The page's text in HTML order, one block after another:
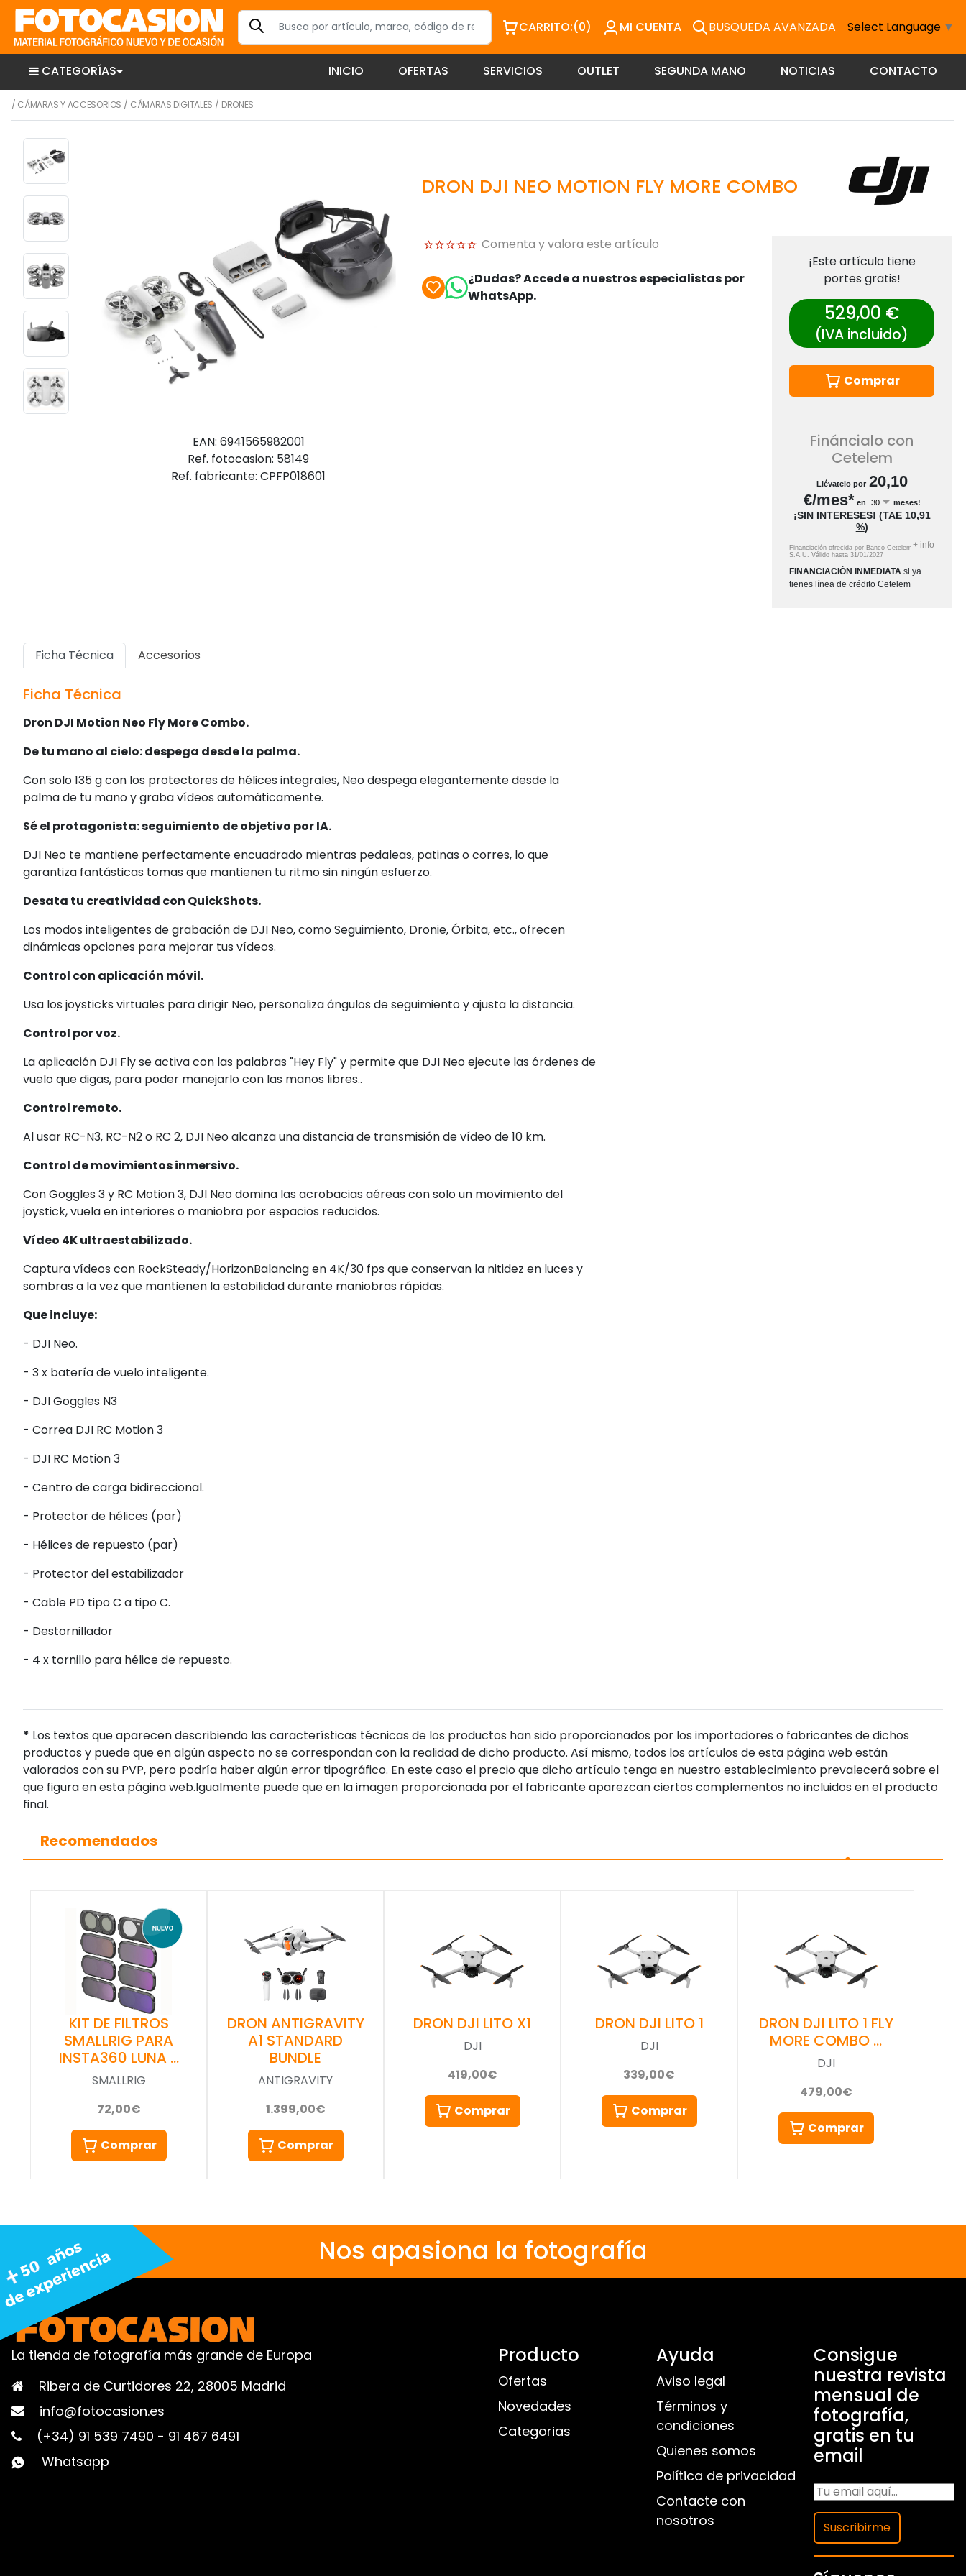
CARRITO:(0) MI CUENTA BUSQUEDA AVANZADA Select Language ▼
CATEGORÍAS INICIO OFERTAS SERVICIOS OUTLET SEGUNDA MANO NOTICIAS CONTACTO
/ CÁMARAS Y ACCESORIOS / CÁMARAS DIGITALES / DRONES
EAN: 6941565982001
Ref. fotocasion: 58149
Ref. fabricante: CPFP018601
DRON DJI NEO MOTION FLY MORE COMBO
Comenta y valora este artículo
¿Dudas? Accede a nuestros especialistas por
WhatsApp.
¡Este artículo tiene
portes gratis!
529,00 €
(IVA incluido)
Comprar
Fináncialo con
Cetelem
Llévatelo por 20,10
€/mes* en meses!
¡SIN INTERESES! (TAE 10,91
%)
Financiación ofrecida por Banco Cetelem
S.A.U.Válido hasta31/01/2027
+ info
FINANCIACIÓN INMEDIATA si ya
tienes línea de crédito Cetelem
Ficha Técnica Accesorios
Ficha Técnica
Dron DJI Motion Neo Fly More Combo.
De tu mano al cielo: despega desde la palma.
Con solo 135 g con los protectores de hélices integrales, Neo despega elegantemente desde la
palma de tu mano y graba vídeos automáticamente.
Sé el protagonista: seguimiento de objetivo por IA.
DJI Neo te mantiene perfectamente encuadrado mientras pedaleas, patinas o corres, lo que
garantiza fantásticas tomas que mantienen tu ritmo sin ningún esfuerzo.
Desata tu creatividad con QuickShots.
Los modos inteligentes de grabación de DJI Neo, como Seguimiento, Dronie, Órbita, etc., ofrecen
dinámicas opciones para mejorar tus vídeos.
Control con aplicación móvil.
Usa los joysticks virtuales para dirigir Neo, personaliza ángulos de seguimiento y ajusta la distancia.
Control por voz.
La aplicación DJI Fly se activa con las palabras "Hey Fly" y permite que DJI Neo ejecute las órdenes de
vuelo que digas, para poder manejarlo con las manos libres..
Control remoto.
Al usar RC-N3, RC-N2 o RC 2, DJI Neo alcanza una distancia de transmisión de vídeo de 10 km.
Control de movimientos inmersivo.
Con Goggles 3 y RC Motion 3, DJI Neo domina las acrobacias aéreas con solo un movimiento del
joystick, vuela en interiores o maniobra por espacios reducidos.
Vídeo 4K ultraestabilizado.
Captura vídeos con RockSteady/HorizonBalancing en 4K/30 fps que conservan la nitidez en luces y
sombras a la vez que mantienen la estabilidad durante maniobras rápidas.
Que incluye:
- DJI Neo.
- 3 x batería de vuelo inteligente.
- DJI Goggles N3
- Correa DJI RC Motion 3
- DJI RC Motion 3
- Centro de carga bidireccional.
- Protector de hélices (par)
- Hélices de repuesto (par)
- Protector del estabilizador
- Cable PD tipo C a tipo C.
- Destornillador
- 4 x tornillo para hélice de repuesto.
* Los textos que aparecen describiendo las características técnicas de los productos han sido proporcionados por los importadores o fabricantes de dichos
productos y puede que en algún aspecto no se correspondan con la realidad de dicho producto. Así mismo, todos los artículos de esta página web están
valorados con su PVP, pero podría haber algún error tipográfico. En este caso el precio que dicho artículo tenga en nuestro establecimiento prevalecerá sobre el
que figura en esta página web.Igualmente puede que en la imagen proporcionada por el fabricante aparezcan ciertos complementos no incluidos en el producto
final.
Recomendados
KIT DE FILTROS
SMALLRIG PARA
INSTA360 LUNA …
SMALLRIG
72,00€
Comprar
DRON ANTIGRAVITY
A1 STANDARD
BUNDLE
ANTIGRAVITY
1.399,00€
Comprar
DRON DJI LITO X1
DJI
419,00€
Comprar
DRON DJI LITO 1
DJI
339,00€
Comprar
DRON DJI LITO 1 FLY
MORE COMBO …
DJI
479,00€
Comprar
Nos apasiona la fotografía
La tienda de fotografía más grande de Europa
Ribera de Curtidores 22, 28005 Madrid
info@fotocasion.es
(+34) 91 539 7490 - 91 467 6491
Whatsapp
Producto
Ofertas
Novedades
Categorias
Ayuda
Aviso legal
Términos y
condiciones
Quienes somos
Política de privacidad
Contacte con
nosotros
Consigue
nuestra revista
mensual de
fotografía,
gratis en tu
email
Suscribirme